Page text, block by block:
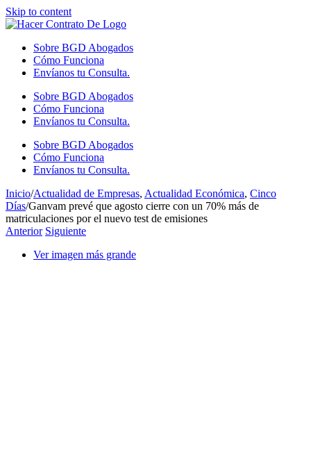
Skip to content
Sobre BGD Abogados
Cómo Funciona
Envíanos tu Consulta.
Sobre BGD Abogados
Cómo Funciona
Envíanos tu Consulta.
Sobre BGD Abogados
Cómo Funciona
Envíanos tu Consulta.
Inicio/Actualidad de Empresas, Actualidad Económica, Cinco
Días/Ganvam prevé que agosto cierre con un 70% más de
matriculaciones por el nuevo test de emisiones
Anterior Siguiente
Ver imagen más grande